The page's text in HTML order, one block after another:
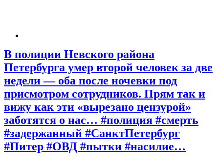
В полиции Невского района
Петербурга умер второй человек за две
недели — оба после ночевки под
присмотром сотрудников. Прям так и
вижу как эти «вырезано цензурой»
заботятся о нас… #полиция #смерть
#задержанный #СанктПетербург
#Питер #ОВД #пытки #насилие…